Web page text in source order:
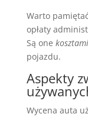
Warto
opłaty
Są one
pojazdu.
Aspekty
Wycena auta